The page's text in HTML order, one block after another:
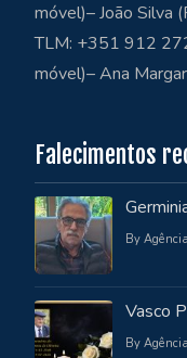
móvel)– João Silva
TLM: +351 912
móvel)– Ana
Falecimentos
By
Vasco
By